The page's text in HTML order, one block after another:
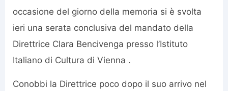
occasione del giorno della memoria si è svolta
ieri una serata conclusiva del mandato della
Direttrice Clara Bencivenga presso l’Istituto
Italiano di Cultura di Vienna .
Conobbi la Direttrice poco dopo il suo arrivo nel